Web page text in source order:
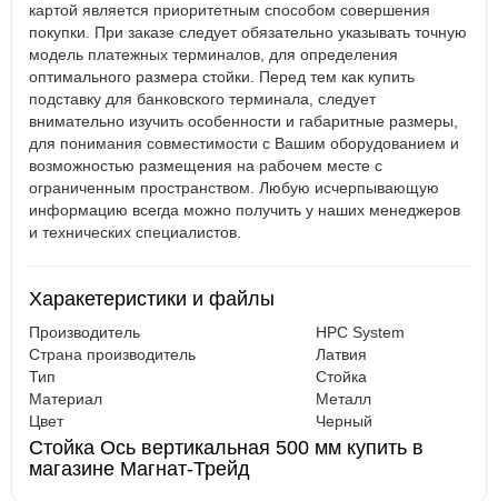
картой является приоритетным способом совершения
покупки. При заказе следует обязательно указывать точную
модель платежных терминалов, для определения
оптимального размера стойки. Перед тем как купить
подставку для банковского терминала, следует
внимательно изучить особенности и габаритные размеры,
для понимания совместимости с Вашим оборудованием и
возможностью размещения на рабочем месте с
ограниченным пространством. Любую исчерпывающую
информацию всегда можно получить у наших менеджеров
и технических специалистов.
Харакетеристики и файлы
Производитель
HPC System
Страна производитель
Латвия
Тип
Стойка
Материал
Металл
Цвет
Черный
Стойка Ось вертикальная 500 мм купить в
магазине Магнат-Трейд